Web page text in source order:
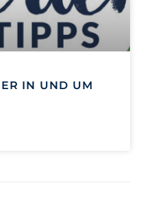
IN UND UM